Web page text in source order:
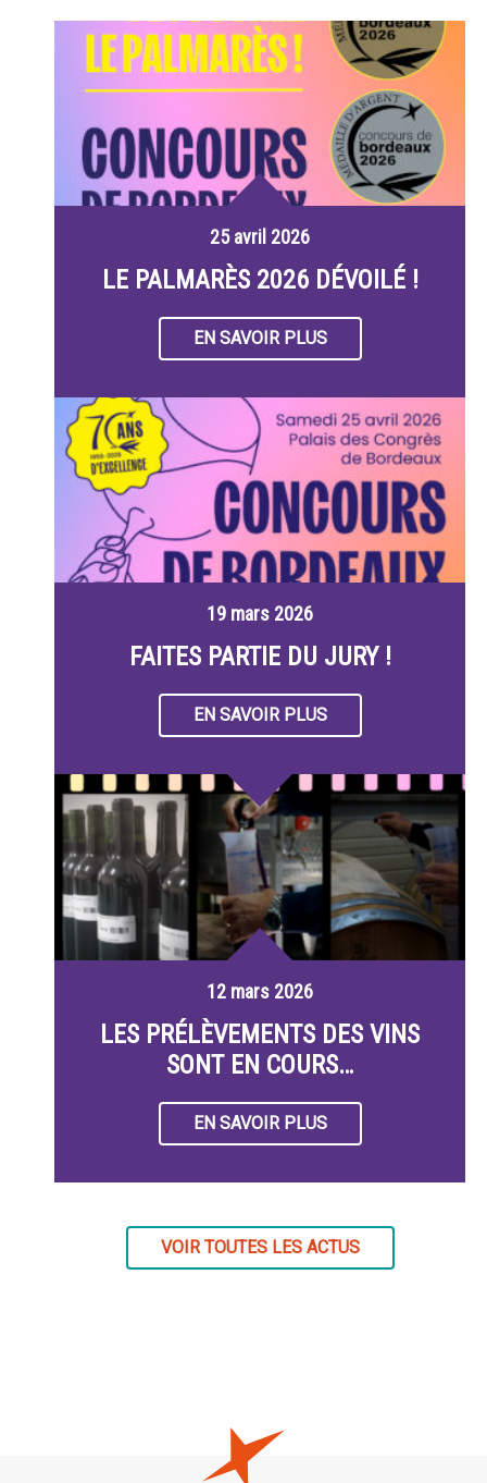
25 avril 2026
LE PALMARÈS 2026 DÉVOILÉ !
EN SAVOIR PLUS
19 mars 2026
FAITES PARTIE DU JURY !
EN SAVOIR PLUS
12 mars 2026
LES PRÉLÈVEMENTS DES VINS
SONT EN COURS…
EN SAVOIR PLUS
VOIR TOUTES LES ACTUS